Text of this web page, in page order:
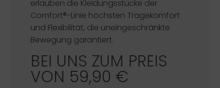
erlauben die Kleidungsstücke der
Comfort®-Linie höchsten Tragekomfort
und Flexibilität, die uneingeschränkte
Bewegung garantiert.
BEI UNS ZUM PREIS
VON 59,90 €